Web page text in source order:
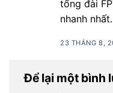
tổng đài
nhanh nhất.
23 THÁNG 8,
Để lại một bình